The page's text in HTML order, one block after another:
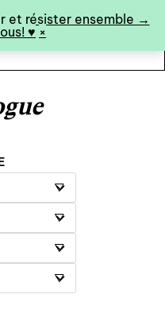
et résister ensemble →
♥︎ ×
↓
tête